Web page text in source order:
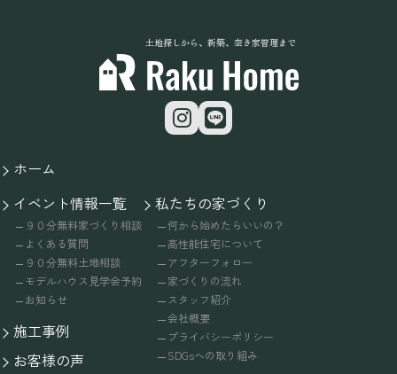
土地探しから、新築、空き家管理まで
ホーム
イベント情報一覧
９０分無料家づくり相談
よくある質問
９０分無料土地相談
モデルハウス見学会予約
お知らせ
施工事例
お客様の声
私たちの家づくり
何から始めたらいいの？
高性能住宅について
アフターフォロー
家づくりの流れ
スタッフ紹介
会社概要
プライバシーポリシー
SDGsへの取り組み